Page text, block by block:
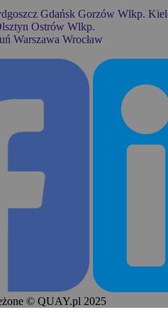
Gdańsk Gorzów Wlkp.
Ostrów Wlkp.
Warszawa Wrocław
© QUAY.pl 2025